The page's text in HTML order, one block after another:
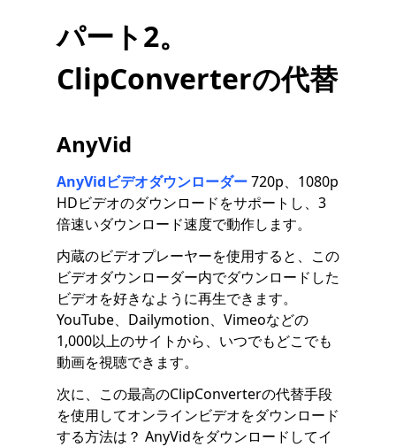
パート2。
ClipConverterの代替
AnyVid
AnyVidビデオダウンローダー720p、1080p
HDビデオのダウンロードをサポートし、3
倍速いダウンロード速度で動作します。
内蔵のビデオプレーヤーを使用すると、この
ビデオダウンローダー内でダウンロードした
ビデオを好きなように再生できます。
YouTube、Dailymotion、Vimeoなどの
1,000以上のサイトから、いつでもどこでも
動画を視聴できます。
次に、この最高のClipConverterの代替手段
を使用してオンラインビデオをダウンロード
する方法は？ AnyVidをダウンロードしてイ